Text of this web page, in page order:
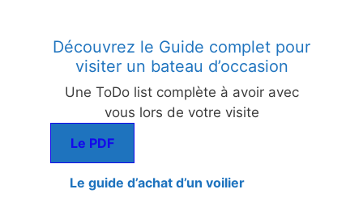
Découvrez le Guide complet pour
visiter un bateau d’occasion
Une ToDo list complète à avoir avec
vous lors de votre visite
Le PDF
Le guide d’achat d’un voilier